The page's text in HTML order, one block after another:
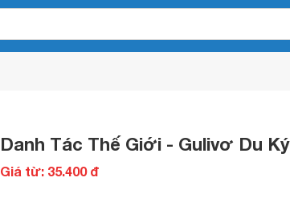
Danh Tác Thế Giới - Gulivơ Du Ký
Giá từ: 35.400 đ